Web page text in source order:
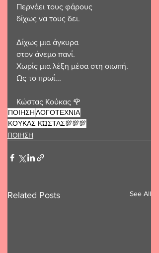
Περνάει τους φάρους
δίχως να τους δει.
Δίχως μια άγκυρα
στον άνεμο πανί.
Χωρίς μια λέξη μέσα στη σιωπή.
Ως το πρωί...
Κώστας Κούκας 🌹
ΠΟΙΗΣΗΛΟΓΟΤΕΧΝΙΑ
ΚΟΥΚΑΣ ΚΏΣΤΑΣ💯💯💯
ΠΟΙΗΣΗ
Related Posts See All